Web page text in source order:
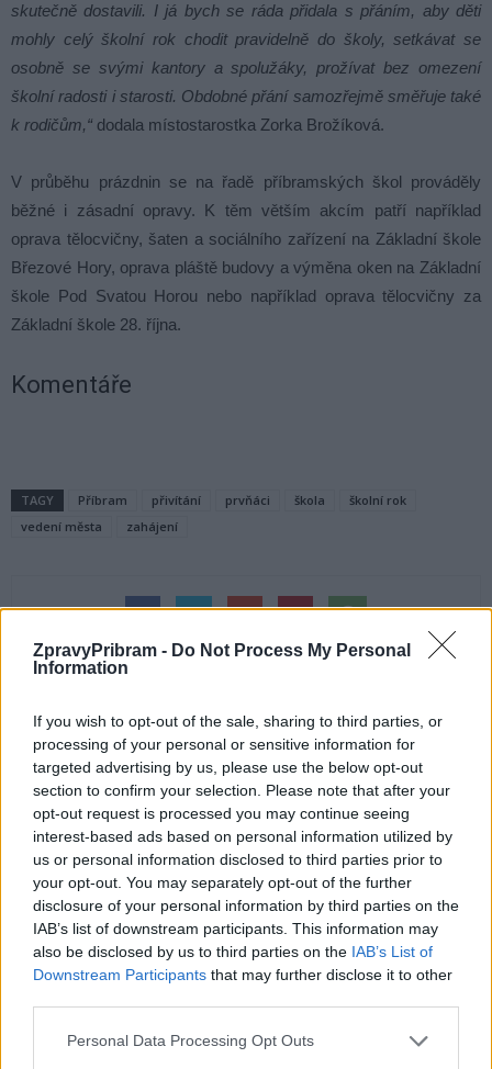
ZpravyPribram - Do Not Process My Personal
Information
If you wish to opt-out of the sale, sharing to third parties, or
processing of your personal or sensitive information for
targeted advertising by us, please use the below opt-out
section to confirm your selection. Please note that after your
opt-out request is processed you may continue seeing
interest-based ads based on personal information utilized by
us or personal information disclosed to third parties prior to
your opt-out. You may separately opt-out of the further
disclosure of your personal information by third parties on the
IAB’s list of downstream participants. This information may
also be disclosed by us to third parties on the IAB’s List of
Downstream Participants that may further disclose it to other
Personal Data Processing Opt Outs
skutečně dostavili. I já bych se ráda přidala s přáním, aby děti
mohly celý školní rok chodit pravidelně do školy, setkávat se
osobně se svými kantory a spolužáky, prožívat bez omezení
školní radosti i starosti. Obdobné přání samozřejmě směřuje také
k rodičům,“ dodala místostarostka Zorka Brožíková.
V průběhu prázdnin se na řadě příbramských škol prováděly
běžné i zásadní opravy. K těm větším akcím patří například
oprava tělocvičny, šaten a sociálního zařízení na Základní škole
Březové Hory, oprava pláště budovy a výměna oken na Základní
škole Pod Svatou Horou nebo například oprava tělocvičny za
Základní škole 28. října.
Komentáře
TAGY Příbram přivítání prvňáci škola
školní rok
vedení města
zahájení
Předchozí článek
Příbramská nemocnice otevřela
opravenou neurologii
Následující článek
ŘSD chystá demolici mostu
v Oborách. Byl v havarijním stavu
SOUVISEJÍCÍ ČLÁNKY
VÍCE OD AUTORA
Většina koupališť na Příbramsku nabízí